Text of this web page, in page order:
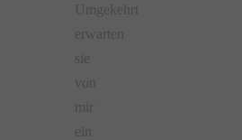
Umgekehrt
erwarten
sie
von
mir
ein